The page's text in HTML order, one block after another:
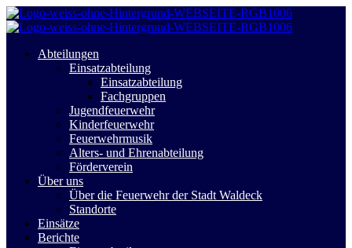
Abteilungen
Einsatzabteilung
Einsatzabteilung
Fachgruppen
Jugendfeuerwehr
Kinderfeuerwehr
Feuerwehrmusik
Alters- und Ehrenabteilung
Förderverein
Über uns
Über die Feuerwehr der Stadt Waldeck
Standorte
Einsätze
Berichte